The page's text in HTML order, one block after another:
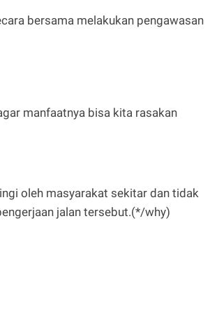
bersama melakukan pengawasan
manfaatnya bisa kita rasakan
oleh masyarakat sekitar dan tidak
jalan tersebut.(*/why)